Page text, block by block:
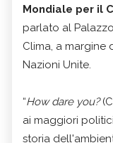
Mondiale per il
parlato al
Clima, a margine
Nazioni Unite.
“How dare you?
ai maggiori
storia